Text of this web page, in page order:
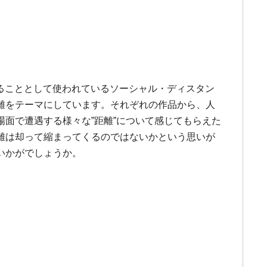
ととして使われているソーシャル・ディスタン
テーマにしています。それぞれの作品から、人
で遭遇する様々な”距離”について感じてもらえた
却って縮まってくるのではないかという思いが
がでしょうか。